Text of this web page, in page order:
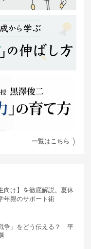
一覧はこちら
向け】を徹底解説。夏休
年親のサポート術
争」をどう伝える？ 平